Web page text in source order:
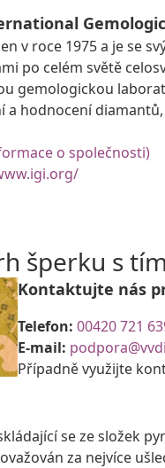
v roce 1975 a je se
po celém světě
gemologickou
a hodnocení
o společnosti)
šperku s
Kontaktujte nás
Telefon: 00420 721
E-mail:
Případně využijte
se ze složek
za nejvíce